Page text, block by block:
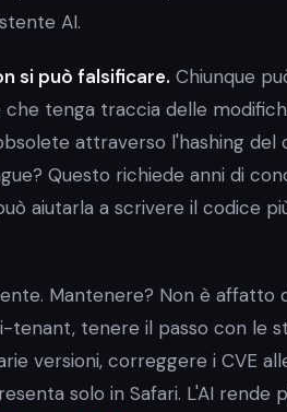
AI.
si può falsificare. Chiunque
tenga traccia delle
attraverso l'hashing
Questo richiede anni di
aiutarla a scrivere il codice
Mantenere? Non è affatto
tenant, tenere il passo con le
versioni, correggere i CVE
solo in Safari. L'AI rende